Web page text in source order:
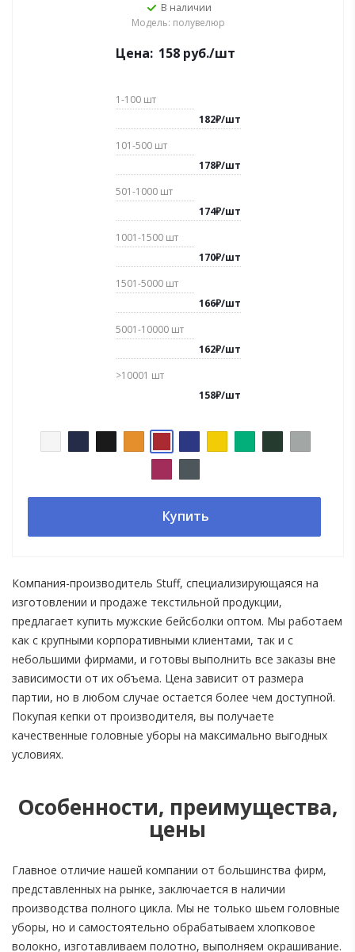
В наличии
Модель: полувелюр
Цена: 158 руб./шт
1-100 шт
182₽/шт
101-500 шт
178₽/шт
501-1000 шт
174₽/шт
1001-1500 шт
170₽/шт
1501-5000 шт
166₽/шт
5001-10000 шт
162₽/шт
>10001 шт
158₽/шт
Купить
Компания-производитель Stuff, специализирующаяся на
изготовлении и продаже текстильной продукции,
предлагает купить мужские бейсболки оптом. Мы работаем
как с крупными корпоративными клиентами, так и с
небольшими фирмами, и готовы выполнить все заказы вне
зависимости от их объема. Цена зависит от размера
партии, но в любом случае остается более чем доступной.
Покупая кепки от производителя, вы получаете
качественные головные уборы на максимально выгодных
условиях.
Особенности, преимущества,
цены
Главное отличие нашей компании от большинства фирм,
представленных на рынке, заключается в наличии
производства полного цикла. Мы не только шьем головные
уборы, но и самостоятельно обрабатываем хлопковое
волокно, изготавливаем полотно, выполняем окрашивание.